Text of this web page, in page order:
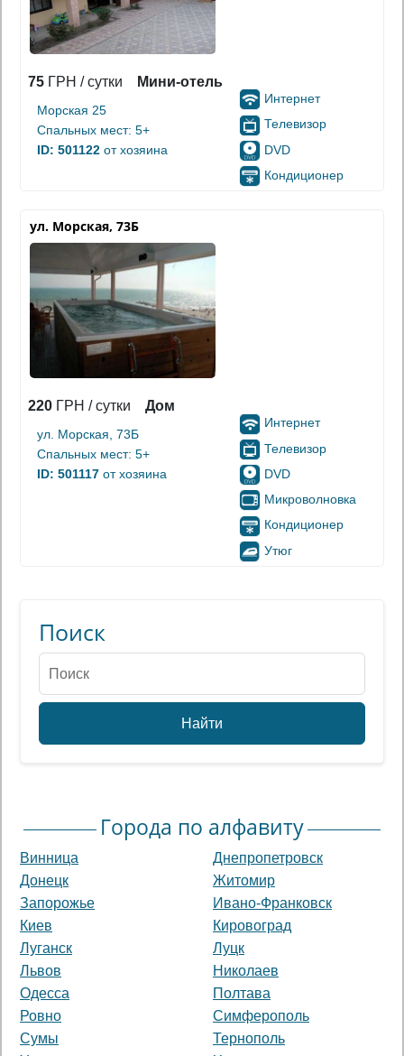
75 ГРН / сутки Мини-отель
Морская 25
Спальных мест: 5+
ID: 501122 от хозяина
Интернет
Телевизор
DVD
Кондиционер
ул. Морская, 73Б
220 ГРН / сутки Дом
ул. Морская, 73Б
Спальных мест: 5+
ID: 501117 от хозяина
Интернет
Телевизор
DVD
Микроволновка
Кондиционер
Утюг
Поиск
Найти
Города по алфавиту
Винница
Днепропетровск
Донецк
Житомир
Запорожье
Ивано-Франковск
Киев
Кировоград
Луганск
Луцк
Львов
Николаев
Одесса
Полтава
Ровно
Симферополь
Сумы
Тернополь